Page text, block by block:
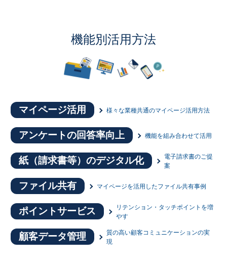
機能別活用方法
マイページ活用 様々な業種共通のマイページ活用方法
アンケートの回答率向上 機能を組み合わせて活用
紙（請求書等）のデジタル化
電子請求書のご提
案
ファイル共有 マイページを活用したファイル共有事例
ポイントサービス
リテンション・タッチポイントを増
やす
顧客データ管理
質の高い顧客コミュニケーションの実
現